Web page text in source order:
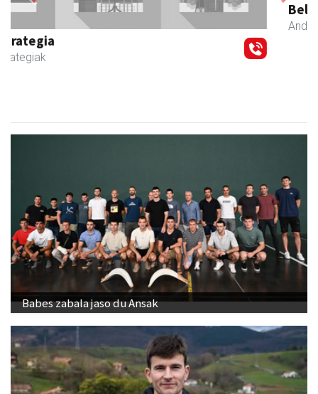
Belkoain fisioterapia zerbitzua
Andoain - Fisioterapia
Babes zabala jaso du Ansak